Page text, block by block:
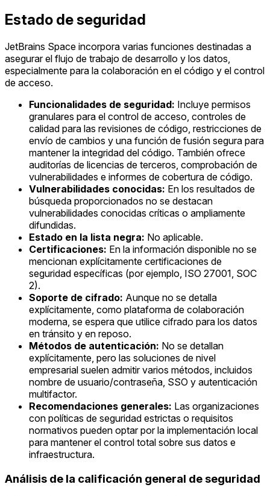
Estado de seguridad
JetBrains Space incorpora varias funciones destinadas a
asegurar el flujo de trabajo de desarrollo y los datos,
especialmente para la colaboración en el código y el control
de acceso.
Funcionalidades de seguridad: Incluye permisos
granulares para el control de acceso, controles de
calidad para las revisiones de código, restricciones de
envío de cambios y una función de fusión segura para
mantener la integridad del código. También ofrece
auditorías de licencias de terceros, comprobación de
vulnerabilidades e informes de cobertura de código.
Vulnerabilidades conocidas: En los resultados de
búsqueda proporcionados no se destacan
vulnerabilidades conocidas críticas o ampliamente
difundidas.
Estado en la lista negra: No aplicable.
Certificaciones: En la información disponible no se
mencionan explícitamente certificaciones de
seguridad específicas (por ejemplo, ISO 27001, SOC
2).
Soporte de cifrado: Aunque no se detalla
explícitamente, como plataforma de colaboración
moderna, se espera que utilice cifrado para los datos
en tránsito y en reposo.
Métodos de autenticación: No se detallan
explícitamente, pero las soluciones de nivel
empresarial suelen admitir varios métodos, incluidos
nombre de usuario/contraseña, SSO y autenticación
multifactor.
Recomendaciones generales: Las organizaciones
con políticas de seguridad estrictas o requisitos
normativos pueden optar por la implementación local
para mantener el control total sobre sus datos e
infraestructura.
Análisis de la calificación general de seguridad